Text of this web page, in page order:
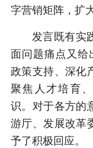
字营销矩阵，扩
发言既有实
面问题痛点又给
政策支持、深化
聚焦人才培育
识。对于各方的
游厅、发展改革
予了积极回应。